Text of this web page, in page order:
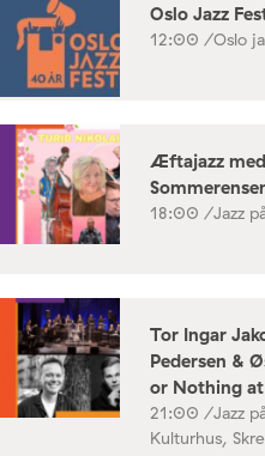
Oslo Jazz
12:00 /Oslo
Æftajazz
18:00 /Jazz
Tor Ingar
Pedersen &
or Nothing
21:00 /Jazz
Kulturhus,